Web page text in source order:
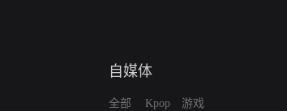
自媒体
全部
Kpop
游戏